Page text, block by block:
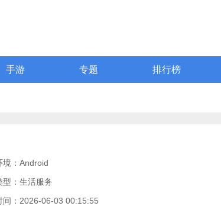
手游 专题 排行榜
境：Android
型：生活服务
间：2026-06-03 00:15:55